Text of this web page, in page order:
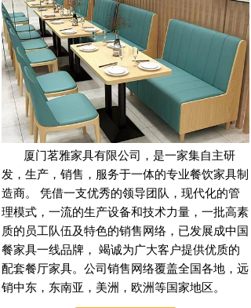
厦门茗雅家具有限公司，是一家集自主研
发，生产，销售，服务于一体的专业餐饮家具制
造商。 凭借一支优秀的领导团队，现代化的管
理模式，一流的生产设备和技术力量，一批高素
质的员工队伍及特色的销售网络，已发展成中国
餐家具一线品牌， 竭诚为广大客户提供优质的
配套餐厅家具。公司销售网络覆盖全国各地，远
销中东，东南亚，美洲，欧洲等国家地区。